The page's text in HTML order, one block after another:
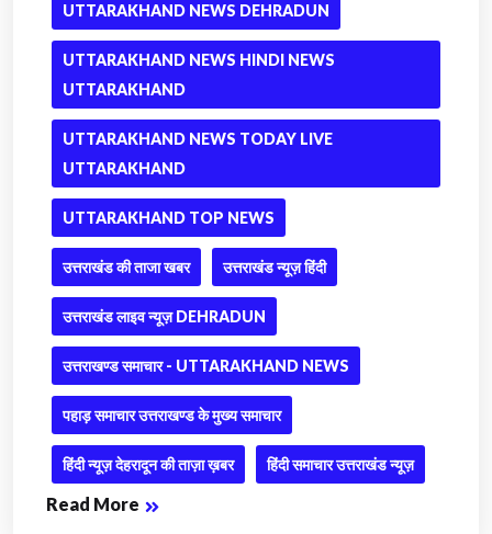
UTTARAKHAND NEWS DEHRADUN
UTTARAKHAND NEWS HINDI NEWS
UTTARAKHAND
UTTARAKHAND NEWS TODAY LIVE
UTTARAKHAND
UTTARAKHAND TOP NEWS
उत्तराखंड की ताजा खबर उत्तराखंड न्यूज़ हिंदी
उत्तराखंड लाइव न्यूज़ DEHRADUN
उत्तराखण्ड समाचार - UTTARAKHAND NEWS
पहाड़ समाचार उत्तराखण्ड के मुख्य समाचार
हिंदी न्यूज़ देहरादून की ताज़ा ख़बर हिंदी समाचार उत्तराखंड न्यूज़
Read More